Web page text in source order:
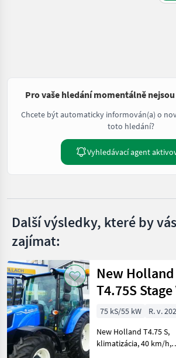
Pro vaše hledání momentálně
Chcete být automaticky informován(a) o
toto hledání?
Vyhledávací agent
Další výsledky, které by
zajímat:
New Holland
T4.75S Stage
75 kS/55 kW
R. v.
New Holland T4.75 S,
klimatizácia, 40 km/h,